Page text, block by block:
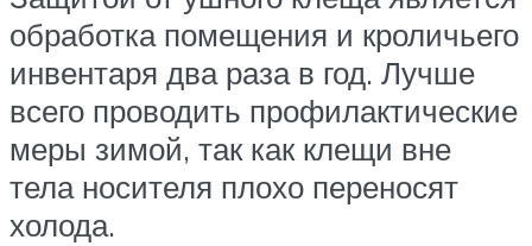
обработка помещения и кроличьего
инвентаря два раза в год. Лучше
всего проводить профилактические
меры зимой, так как клещи вне
тела носителя плохо переносят
холода.